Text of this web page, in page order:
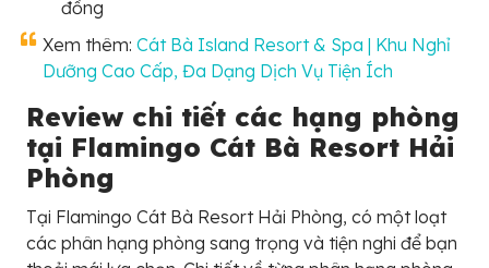
đồng
Xem thêm: Cát Bà Island Resort & Spa | Khu Nghỉ
Dưỡng Cao Cấp, Đa Dạng Dịch Vụ Tiện Ích
Review chi tiết các hạng phòng
tại Flamingo Cát Bà Resort Hải
Phòng
Tại Flamingo Cát Bà Resort Hải Phòng, có một loạt
các phân hạng phòng sang trọng và tiện nghi để bạn